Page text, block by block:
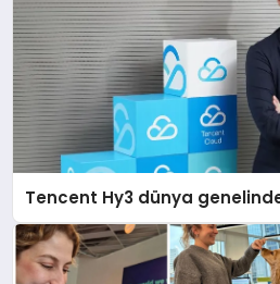
Tencent Hy3 dünya